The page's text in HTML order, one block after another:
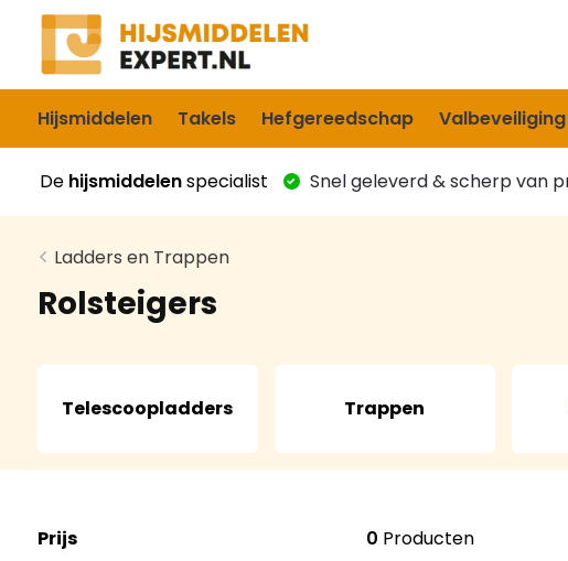
Hijsmiddelen Takels Hefgereedschap Valbeveiliging
De hijsmiddelenspecialist Snel geleverd & scherp van
Ladders en Trappen
Rolsteigers
Telescoopladders Trappen
Prijs 0 Producten